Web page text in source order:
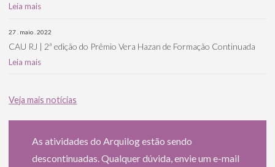
Leia mais
27 . maio . 2022
CAU RJ | 2ª edição do Prêmio Vera Hazan de Formação Continuada
Leia mais
Veja mais notícias
As atividades do Arquilog estão sendo
descontinuadas. Qualquer dúvida, envie um e-mail